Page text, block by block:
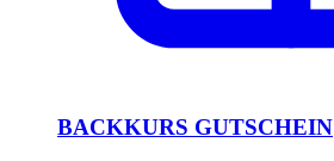
BACKKURS GUTSCHEIN